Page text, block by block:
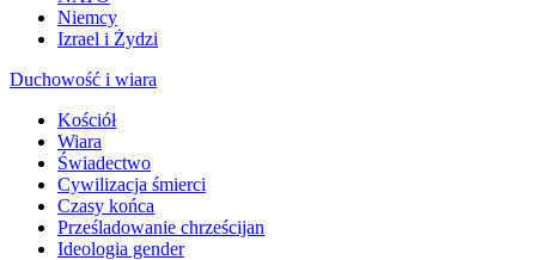
Niemcy
Izrael i Żydzi
Duchowość i wiara
Kościół
Wiara
Świadectwo
Cywilizacja śmierci
Czasy końca
Prześladowanie chrześcijan
Ideologia gender